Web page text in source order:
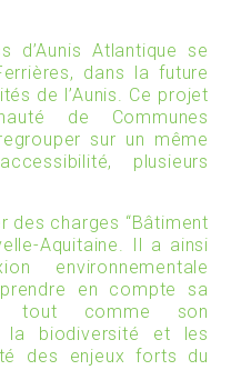
d’Aunis Atlantique se
dans la future
de l’Aunis. Ce projet
de Communes
sur un même
plusieurs
des charges “Bâtiment
Aquitaine. Il a ainsi
environnementale
en compte sa
tout comme son
la biodiversité et les
des enjeux forts du